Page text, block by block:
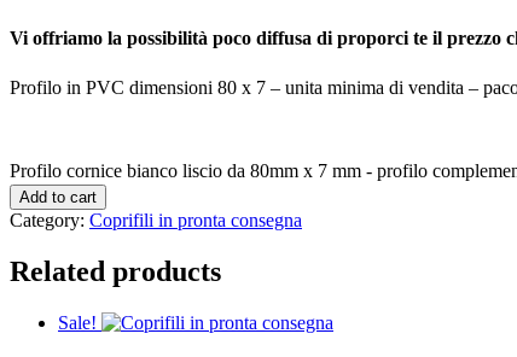
Vi offriamo la possibilità poco diffusa di proporci te il prezzo
Profilo in PVC dimensioni 80 x 7 – unita minima di vendita –
Profilo cornice bianco liscio da 80mm x 7 mm - profilo
Add to cart
Category: Coprifili in pronta consegna
Related products
Sale!